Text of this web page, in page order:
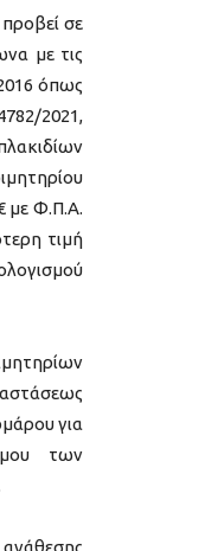
σε
με τις
όπως
2021,
με Φ.Π.Α.
τιμή
για
των